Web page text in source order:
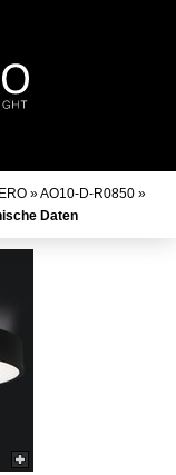
»AO10-D-R0850 »
Daten